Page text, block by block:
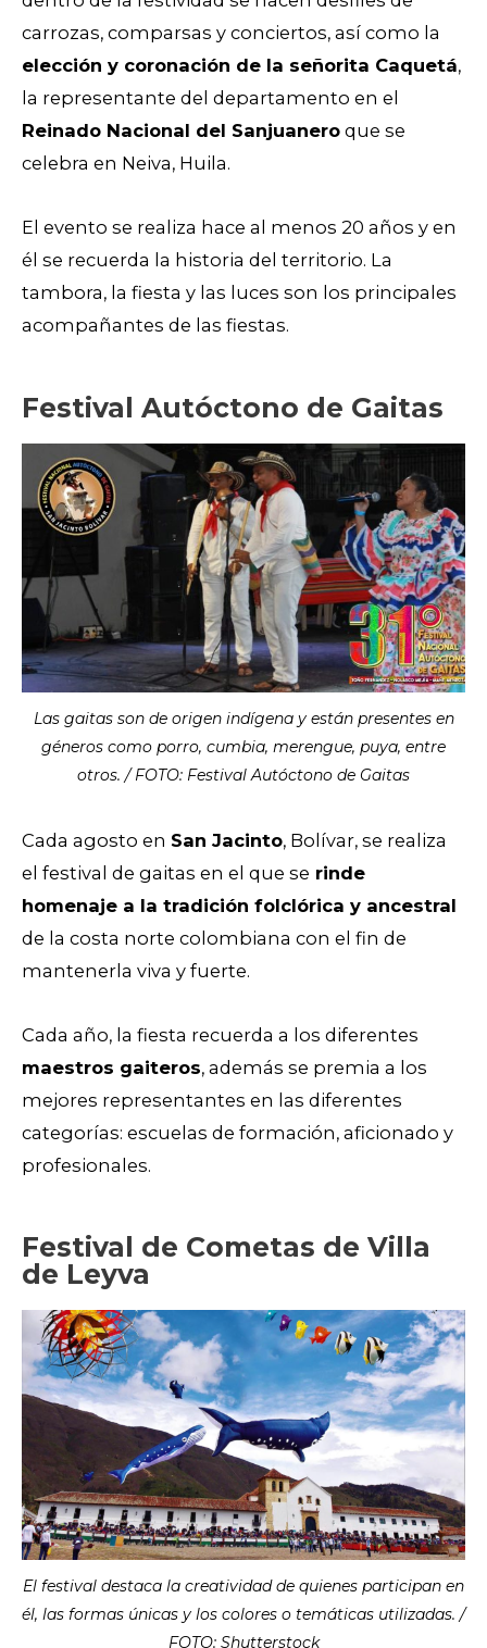
carrozas, comparsas y conciertos, así como la
elección y coronación de la señorita Caquetá,
la representante del departamento en el
Reinado Nacional del Sanjuanero que se
celebra en Neiva, Huila.
El evento se realiza hace al menos 20 años y en
él se recuerda la historia del territorio. La
tambora, la fiesta y las luces son los principales
acompañantes de las fiestas.
Festival Autóctono de Gaitas
Las gaitas son de origen indígena y están presentes en
géneros como porro, cumbia, merengue, puya, entre
otros. / FOTO: Festival Autóctono de Gaitas​
Cada agosto en San Jacinto, Bolívar, se realiza
el festival de gaitas en el que se rinde
homenaje a la tradición folclórica y ancestral
de la costa norte colombiana con el fin de
mantenerla viva y fuerte.
Cada año, la fiesta recuerda a los diferentes
maestros gaiteros, además se premia a los
mejores representantes en las diferentes
categorías: escuelas de formación, aficionado y
profesionales.
Festival de Cometas de Villa
de Leyva
El festival destaca la creatividad de quienes participan en
él, las formas únicas y los colores o temáticas utilizadas. /
FOTO: Shutterstock